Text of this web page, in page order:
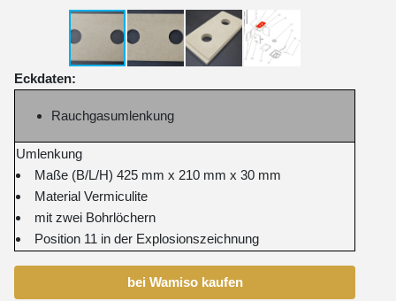
Eckdaten:
Rauchgasumlenkung
Umlenkung
Maße (B/L/H) 425 mm x 210 mm x 30 mm
Material Vermiculite
mit zwei Bohrlöchern
Position 11 in der Explosionszeichnung
bei Wamiso kaufen